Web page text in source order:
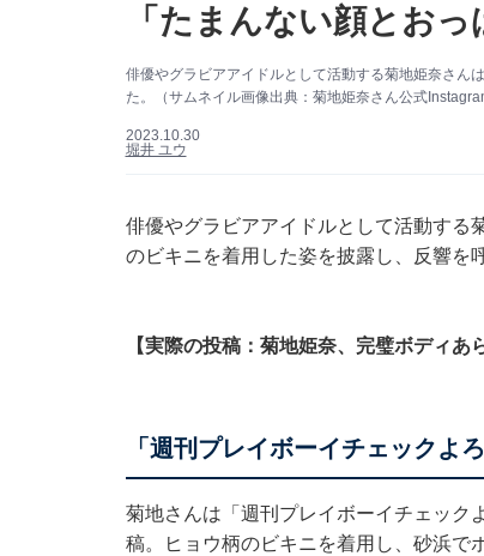
「たまんない顔とお
俳優やグラビアアイドルとして活動する菊地姫奈さん
た。（サムネイル画像出典：菊地姫奈さん公式
2023.10.30
堀井 ユウ
俳優やグラビアアイドルとして活動する
のビキニを着用した姿を披露し、反響を
【実際の投稿：菊地姫奈、完璧ボディあ
「週刊プレイボーイチェックよ
菊地さんは「週刊プレイボーイチェック
稿。ヒョウ柄のビキニを着用し、砂浜で